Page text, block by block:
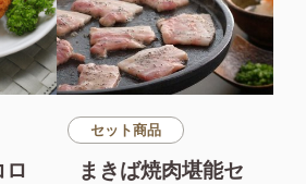
ロ
セット商品
まきば焼肉堪能セ